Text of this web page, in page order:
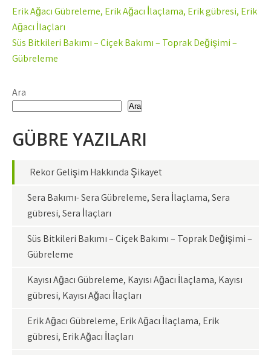
Yazı
gezinmesi
Erik Ağacı Gübreleme, Erik Ağacı İlaçlama, Erik gübresi, Erik
Ağacı İlaçları
Süs Bitkileri Bakımı – Çiçek Bakımı – Toprak Değişimi –
Gübreleme
Ara
Ara
GÜBRE YAZILARI
Rekor Gelişim Hakkında Şikayet
Sera Bakımı- Sera Gübreleme, Sera İlaçlama, Sera
gübresi, Sera İlaçları
Süs Bitkileri Bakımı – Çiçek Bakımı – Toprak Değişimi –
Gübreleme
Kayısı Ağacı Gübreleme, Kayısı Ağacı İlaçlama, Kayısı
gübresi, Kayısı Ağacı İlaçları
Erik Ağacı Gübreleme, Erik Ağacı İlaçlama, Erik
gübresi, Erik Ağacı İlaçları